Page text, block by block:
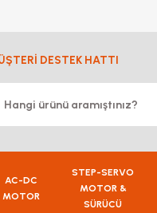
DESTEK HATTI
AC-DC
MOTOR
STEP-SERVO
MOTOR &
SÜRÜCÜ